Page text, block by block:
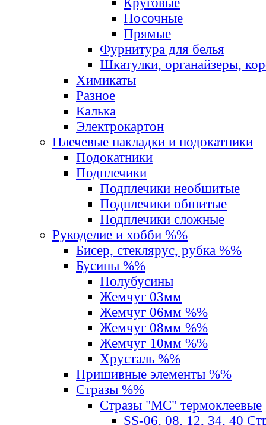
Носочные
Прямые
Фурнитура для белья
Шкатулки, органайзеры,
Химикаты
Разное
Калька
Электрокартон
Плечевые накладки и подокатники
Подокатники
Подплечики
Подплечики необшитые
Подплечики обшитые
Подплечики сложные
Рукоделие и хобби %%
Бисер, стеклярус, рубка %%
Бусины %%
Полубусины
Жемчуг 03мм
Жемчуг 06мм %%
Жемчуг 08мм %%
Жемчуг 10мм %%
Хрусталь %%
Пришивные элементы %%
Стразы %%
Стразы "MС" термоклеевые
SS-06, 08, 12, 34, 40